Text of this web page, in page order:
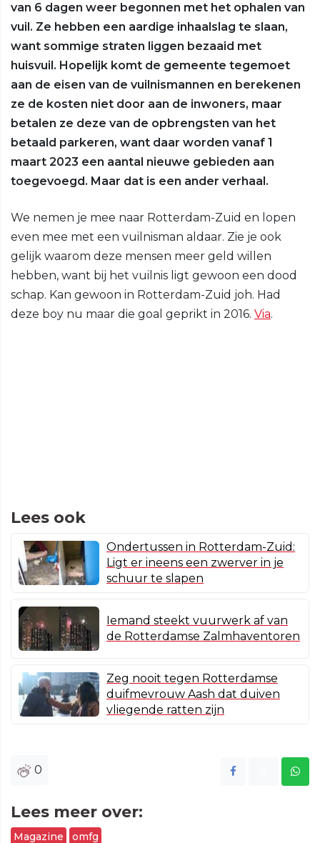
van 6 dagen weer begonnen met het ophalen van
vuil. Ze hebben een aardige inhaalslag te slaan,
want sommige straten liggen bezaaid met
huisvuil. Hopelijk komt de gemeente tegemoet
aan de eisen van de vuilnismannen en berekenen
ze de kosten niet door aan de inwoners, maar
betalen ze deze van de opbrengsten van het
betaald parkeren, want daar worden vanaf 1
maart 2023 een aantal nieuwe gebieden aan
toegevoegd. Maar dat is een ander verhaal.
We nemen je mee naar Rotterdam-Zuid en lopen
even mee met een vuilnisman aldaar. Zie je ook
gelijk waarom deze mensen meer geld willen
hebben, want bij het vuilnis ligt gewoon een dood
schap. Kan gewoon in Rotterdam-Zuid joh. Had
deze boy nu maar die goal geprikt in 2016. Via.
Lees ook
Ondertussen in Rotterdam-Zuid:
Ligt er ineens een zwerver in je
schuur te slapen
Iemand steekt vuurwerk af van
de Rotterdamse Zalmhaventoren
Zeg nooit tegen Rotterdamse
duifmevrouw Aash dat duiven
vliegende ratten zijn
0
Lees meer over:
Magazine omfg